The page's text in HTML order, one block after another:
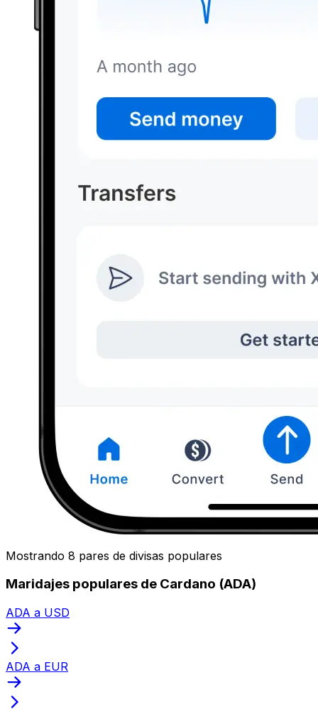
Mostrando 8 pares de divisas populares
Maridajes populares de Cardano (ADA)
ADA a USD
ADA a EUR